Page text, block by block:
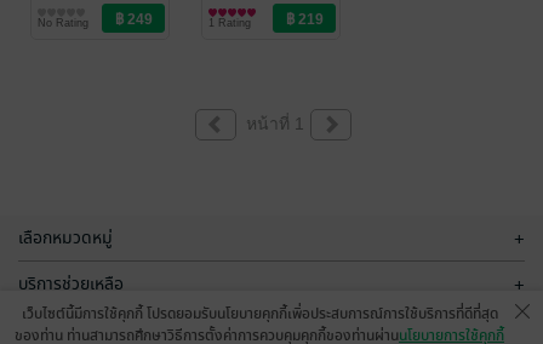
Avoid What
Matters, and
พัฒนาตนเอง
No Rating
Life That Runs
Without Daily
Edition)
การเงินการลงทุน
1 Rating
หน้าที่ 1
เลือกหมวดหมู่ +
บริการช่วยเหลือ +
เกี่ยวกับเรา
เว็บไซต์นี้มีการใช้คุกกี้ โปรดยอมรับนโยบายคุกกี้เพื่อประสบการณ์การใช้บริการที่ดีที่สุด
ของท่าน ท่านสามารถศึกษาวิธีการตั้งค่าการควบคุมคุกกี้ของท่านผ่านนโยบายการใช้คุกกี้